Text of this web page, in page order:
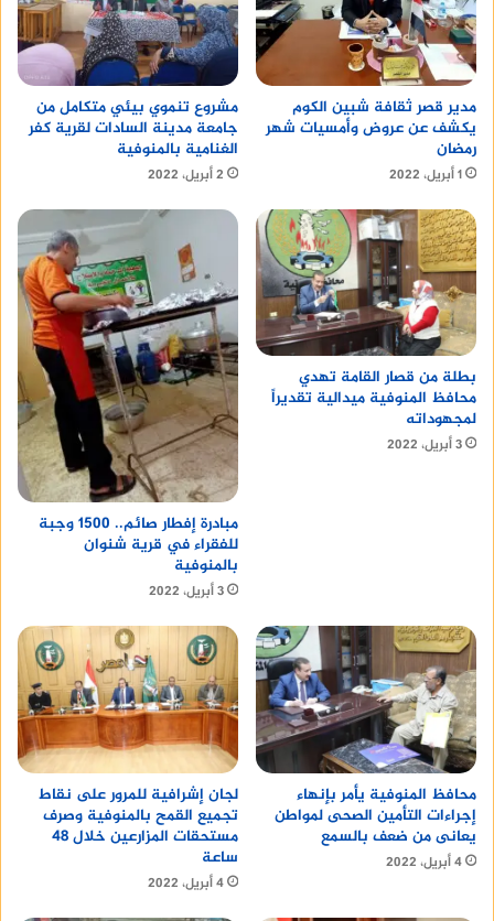
iPad Mini 6
منصة وساطة لبيع العقارات مجانا
مدير قصر ثقافة شبين الكوم
يكشف عن عروض وأمسيات شهر
رمضان
1 أبريل، 2022
مشروع تنموي بيئي متكامل من
جامعة مدينة السادات لقرية كفر
الغنامية بالمنوفية
2 أبريل، 2022
بطلة من قصار القامة تهدي
محافظ المنوفية ميدالية تقديراً
لمجهوداته
3 أبريل، 2022
مبادرة إفطار صائم.. 1500 وجبة
للفقراء في قرية شنوان
بالمنوفية
3 أبريل، 2022
محافظ المنوفية يأمر بإنهاء
إجراءات التأمين الصحى لمواطن
يعانى من ضعف بالسمع
4 أبريل، 2022
لجان إشرافية للمرور على نقاط
تجميع القمح بالمنوفية وصرف
مستحقات المزارعين خلال 48
ساعة
4 أبريل، 2022